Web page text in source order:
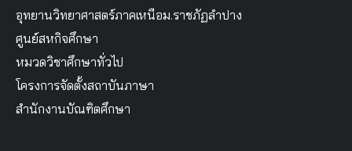
อุทยานวิทยาศาสตร์ภาคเหนือม.ราชภัฏลำปาง
ศูนย์สหกิจศึกษา
หมวดวิชาศึกษาทั่วไป
โครงการจัดตั้งสถาบันภาษา
สำนักงานบัณฑิตศึกษา